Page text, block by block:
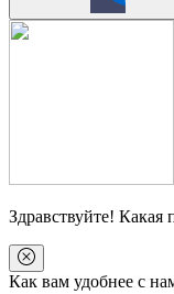
Здравствуйте! Какая
Как вам удобнее с